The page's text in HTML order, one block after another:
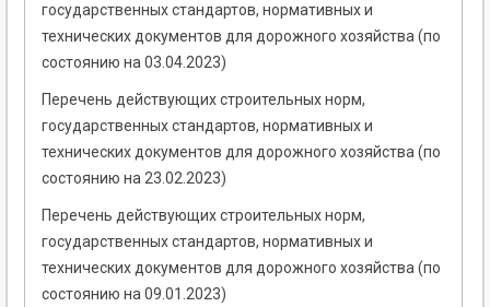
государственных стандартов, нормативных и
технических документов для дорожного хозяйства (по
состоянию на 03.04.2023)
Перечень действующих строительных норм,
государственных стандартов, нормативных и
технических документов для дорожного хозяйства (по
состоянию на 23.02.2023)
Перечень действующих строительных норм,
государственных стандартов, нормативных и
технических документов для дорожного хозяйства (по
состоянию на 09.01.2023)